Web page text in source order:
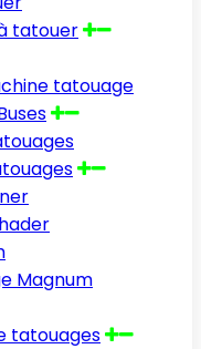
tatouer
tatouage
Magnum
tatouages